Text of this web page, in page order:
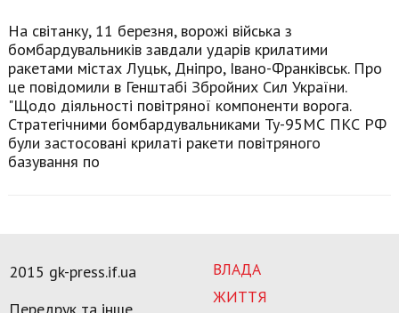
На світанку, 11 березня, ворожі війська з
бомбардувальників завдали ударів крилатими
ракетами містах Луцьк, Дніпро, Івано-Франківськ. Про
це повідомили в Генштабі Збройних Сил України.
"Щодо діяльності повітряної компоненти ворога.
Стратегічними бомбардувальниками Ту-95МС ПКС РФ
були застосовані крилаті ракети повітряного
базування по
ВЛАДА
ЖИТТЯ
2015 gk-press.if.ua
Передрук та інше